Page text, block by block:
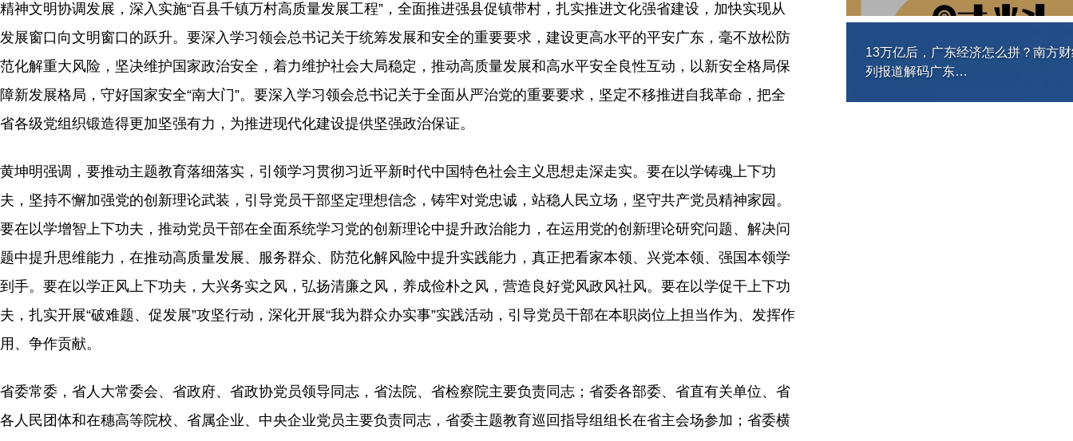
精神文明协调发展，深入实施“百县千镇万村高质量发展工程”，全面推进强县促镇带村，扎实推进文化强省建设，加快实现从
发展窗口向文明窗口的跃升。要深入学习领会总书记关于统筹发展和安全的重要要求，建设更高水平的平安广东，毫不放松防
范化解重大风险，坚决维护国家政治安全，着力维护社会大局稳定，推动高质量发展和高水平安全良性互动，以新安全格局保
障新发展格局，守好国家安全“南大门”。要深入学习领会总书记关于全面从严治党的重要要求，坚定不移推进自我革命，把全
省各级党组织锻造得更加坚强有力，为推进现代化建设提供坚强政治保证。
黄坤明强调，要推动主题教育落细落实，引领学习贯彻习近平新时代中国特色社会主义思想走深走实。要在以学铸魂上下功
夫，坚持不懈加强党的创新理论武装，引导党员干部坚定理想信念，铸牢对党忠诚，站稳人民立场，坚守共产党员精神家园。
要在以学增智上下功夫，推动党员干部在全面系统学习党的创新理论中提升政治能力，在运用党的创新理论研究问题、解决问
题中提升思维能力，在推动高质量发展、服务群众、防范化解风险中提升实践能力，真正把看家本领、兴党本领、强国本领学
到手。要在以学正风上下功夫，大兴务实之风，弘扬清廉之风，养成俭朴之风，营造良好党风政风社风。要在以学促干上下功
夫，扎实开展“破难题、促发展”攻坚行动，深化开展“我为群众办实事”实践活动，引导党员干部在本职岗位上担当作为、发挥作
用、争作贡献。
省委常委，省人大常委会、省政府、省政协党员领导同志，省法院、省检察院主要负责同志；省委各部委、省直有关单位、省
各人民团体和在穗高等院校、省属企业、中央企业党员主要负责同志，省委主题教育巡回指导组组长在省主会场参加；省委横
13万亿后，广东经济怎么拼？南方
列报道解码广东…